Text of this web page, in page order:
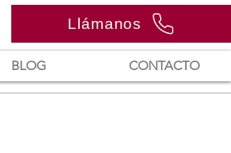
Llámanos
BLOG CONTACTO